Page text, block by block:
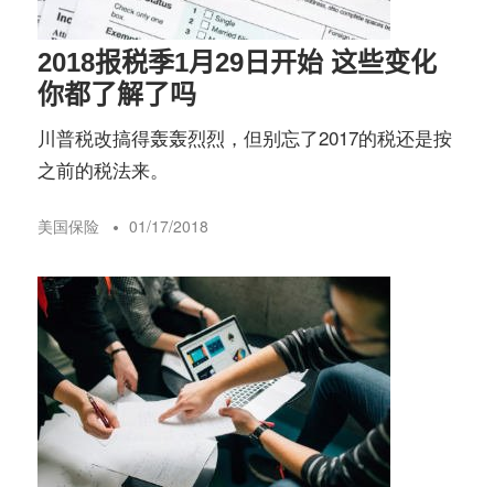
2018报税季1月29日开始 这些变化
你都了解了吗
川普税改搞得轰轰烈烈，但别忘了2017的税还是按
之前的税法来。
美国保险 01/17/2018